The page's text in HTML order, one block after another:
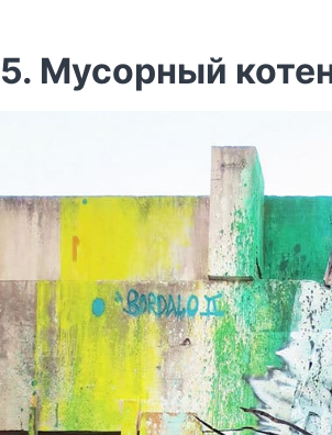
5. Мусорный